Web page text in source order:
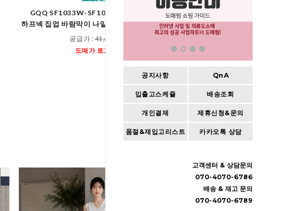
공지사항 QnA
입출고스케쥴 배송조회
개인결제 제휴신청&문의
품절&재입고리스트 카카오톡 상담
고객센터 & 상담문의
070-4070-6786
배송 & 재고 문의
070-4070-6789
GQQ SF1033W-SF1034W 여자 오버핏
하프넥 집업 바람막이 나일론 와이드 바지 세트
공급가 :41,600원
도매가 로그인
여자오버핏맨투맨앞라인와